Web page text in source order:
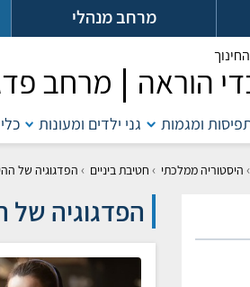
מרחב מנהלי
הוראה מרחב
ומגמות גני ילדים ומעונות
› היסטוריה ממלכתי › חטיבת ביניים › הפדגוגיה של
הפדגוגיה של